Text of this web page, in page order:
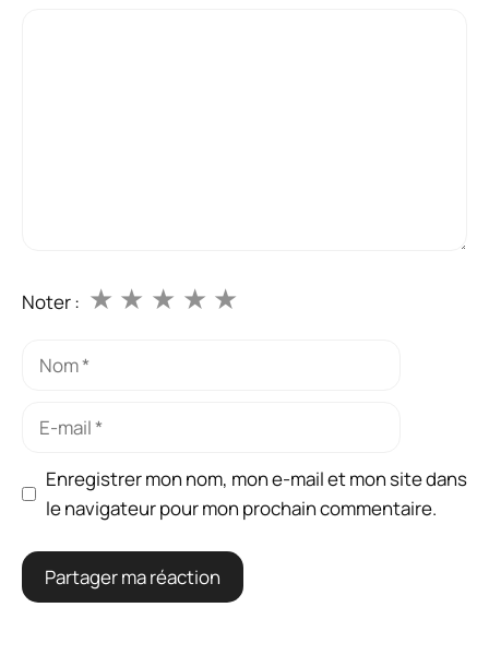
Noter : ★
★
★
★
★
Nom
Enregistrer mon nom, mon e-mail et mon site dans
le navigateur pour mon prochain commentaire.